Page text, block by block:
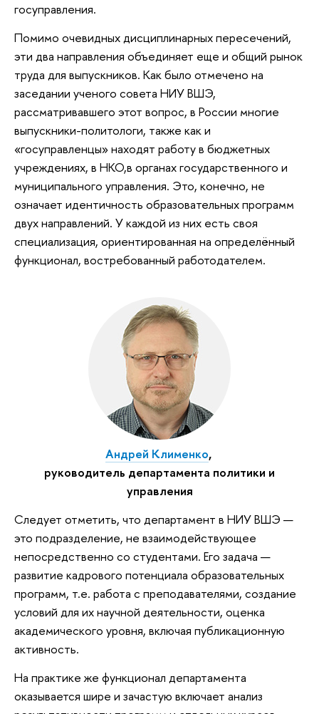
госуправления.
Помимо очевидных дисциплинарных пересечений,
эти два направления объединяет еще и общий рынок
труда для выпускников. Как было отмечено на
заседании ученого совета НИУ ВШЭ,
рассматривавшего этот вопрос, в России многие
выпускники-политологи, также как и
«госуправленцы» находят работу в бюджетных
учреждениях, в НКО,в органах государственного и
муниципального управления. Это, конечно, не
означает идентичность образовательных программ
двух направлений. У каждой из них есть своя
специализация, ориентированная на определённый
функционал, востребованный работодателем.
Андрей Клименко,
руководитель департамента политики и
управления
Следует отметить, что департамент в НИУ ВШЭ —
это подразделение, не взаимодействующее
непосредственно со студентами. Его задача —
развитие кадрового потенциала образовательных
программ, т.е. работа с преподавателями, создание
условий для их научной деятельности, оценка
академического уровня, включая публикационную
активность.
На практике же функционал департамента
оказывается шире и зачастую включает анализ